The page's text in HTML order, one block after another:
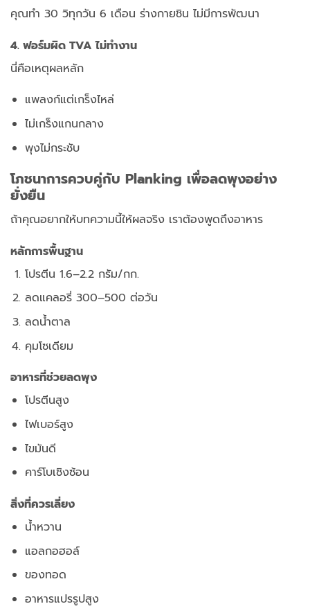
คุณทำ 30 วิทุกวัน 6 เดือน ร่างกายชิน ไม่มีการพัฒนา
4. ฟอร์มผิด TVA ไม่ทำงาน
นี่คือเหตุผลหลัก
แพลงก์แต่เกร็งไหล่
ไม่เกร็งแกนกลาง
พุงไม่กระชับ
โภชนาการควบคู่กับ Planking เพื่อลดพุงอย่าง
ยั่งยืน
ถ้าคุณอยากให้บทความนี้ให้ผลจริง เราต้องพูดถึงอาหาร
หลักการพื้นฐาน
โปรตีน 1.6–2.2 กรัม/กก.
ลดแคลอรี่ 300–500 ต่อวัน
ลดน้ำตาล
คุมโซเดียม
อาหารที่ช่วยลดพุง
โปรตีนสูง
ไฟเบอร์สูง
ไขมันดี
คาร์โบเชิงซ้อน
สิ่งที่ควรเลี่ยง
น้ำหวาน
แอลกอฮอล์
ของทอด
อาหารแปรรูปสูง